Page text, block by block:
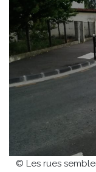
© Les rues